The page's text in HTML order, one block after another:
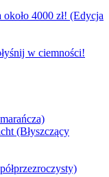
4000 zł! (Edycja
w ciemności!
(Błyszczący